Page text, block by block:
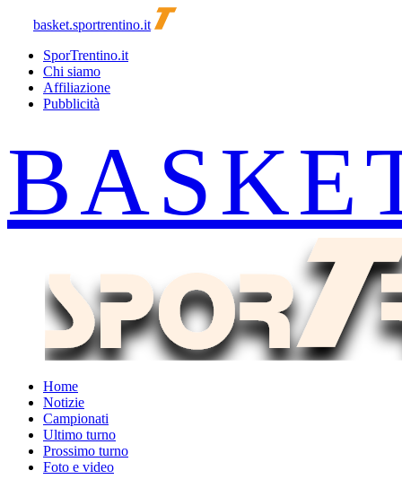
basket.sportrentino.it
SporTrentino.it
Chi siamo
Affiliazione
Pubblicità
Home
Notizie
Campionati
Ultimo turno
Prossimo turno
Foto e video